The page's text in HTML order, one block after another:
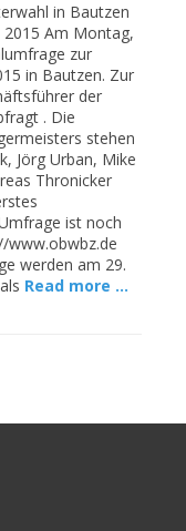
in Bautzen
Am Montag,
zur
in Bautzen. Zur
der
. Die
stehen
Jörg Urban, Mike
Thronicker
ist noch
www.obwbz.de
werden am 29.
Read more …